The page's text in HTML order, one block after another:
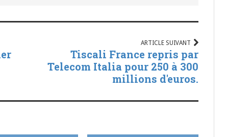
ARTICLE SUIVANT
Tiscali France repris par
Telecom Italia pour 250 à 300
millions d'euros.